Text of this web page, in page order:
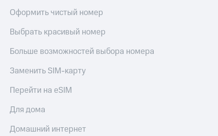
Оформить чистый номер
Выбрать красивый номер
Больше возможностей выбора номера
Заменить SIM-карту
Перейти на eSIM
Для дома
Домашний интернет